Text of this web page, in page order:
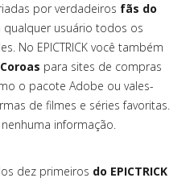
por verdadeiros fãs do
qualquer usuário todos os
No EPICTRICK você também
para sites de compras
o pacote Adobe ou vales-
de filmes e séries favoritas.
informação.
dez primeiros do EPICTRICK